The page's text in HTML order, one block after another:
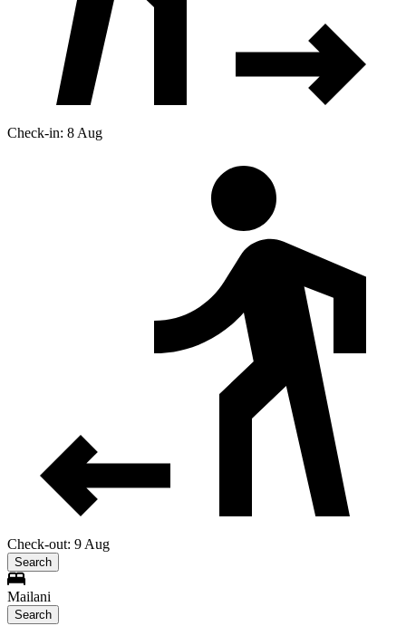
Check-in: 8 Aug
Check-out: 9 Aug
Search
Mailani
Search